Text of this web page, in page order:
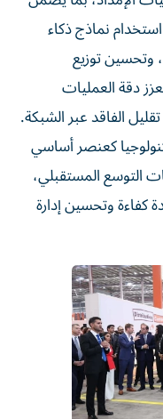
نماذج ذكاء
وتحسين توزيع
دقة العمليات
الفاقد عبر الشبكة.
كعنصر أساسي
التوسع المستقبلي،
كفاءة وتحسين إدارة